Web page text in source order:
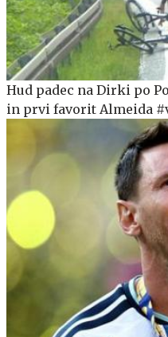
Hud padec na Dirki po
in prvi favorit Almeida